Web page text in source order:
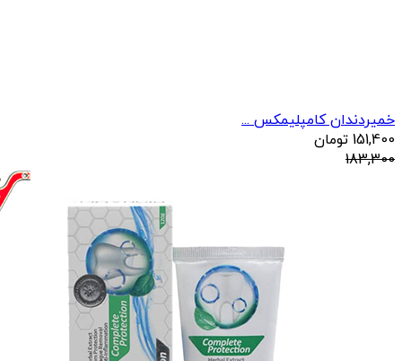
خمیردندان کامپلیمکس ...
151,400 تومان
183,300